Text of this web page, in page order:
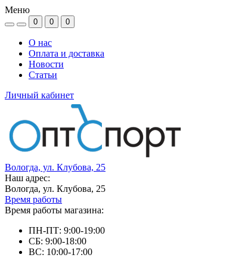
Меню
0 0 0
О нас
Оплата и доставка
Новости
Статьи
Личный кабинет
Вологда, ул. Клубова, 25
Наш адрес:
Вологда, ул. Клубова, 25
Время работы
Время работы магазина:
ПН-ПТ: 9:00-19:00
СБ: 9:00-18:00
ВС: 10:00-17:00